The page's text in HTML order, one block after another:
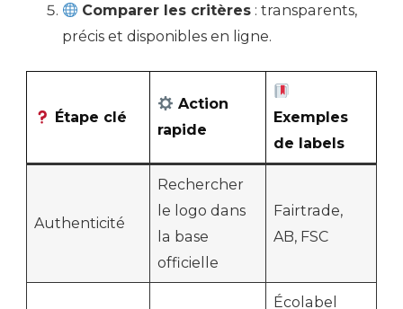
Comparer les critères : transparents,
précis et disponibles en ligne.
Étape clé
Action
rapide
Exemples
de labels
Authenticité
Rechercher
le logo dans
la base
officielle
Fairtrade,
AB, FSC
Écolabel